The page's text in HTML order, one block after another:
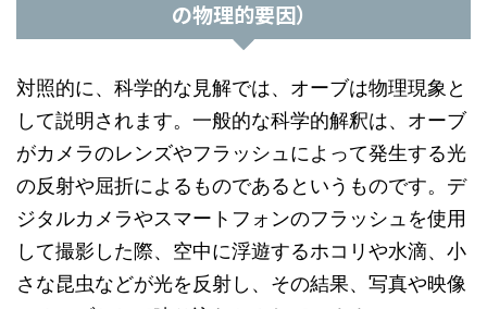
の物理的要因）
対照的に、科学的な見解では、オーブは物理現象と
して説明されます。一般的な科学的解釈は、オーブ
がカメラのレンズやフラッシュによって発生する光
の反射や屈折によるものであるというものです。デ
ジタルカメラやスマートフォンのフラッシュを使用
して撮影した際、空中に浮遊するホコリや水滴、小
さな昆虫などが光を反射し、その結果、写真や映像